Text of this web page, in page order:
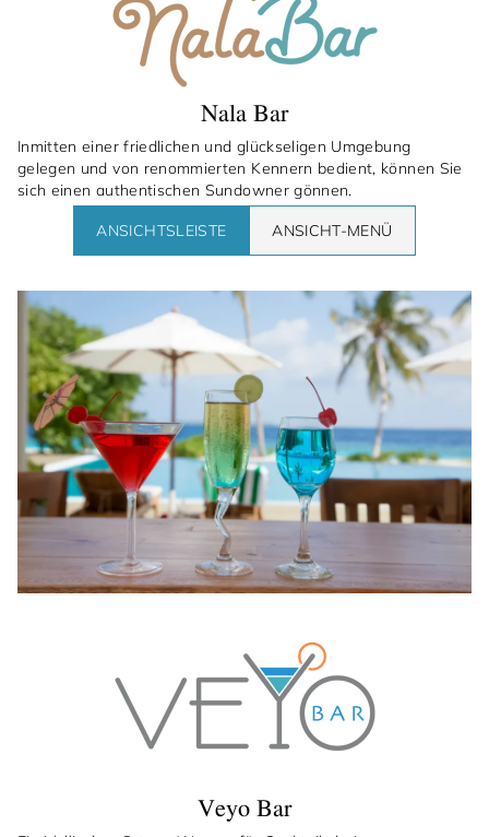
Nala Bar
Inmitten einer friedlichen und glückseligen Umgebung
gelegen und von renommierten Kennern bedient, können Sie
sich einen authentischen Sundowner gönnen.
ANSICHTSLEISTE ANSICHT-MENÜ
Veyo Bar